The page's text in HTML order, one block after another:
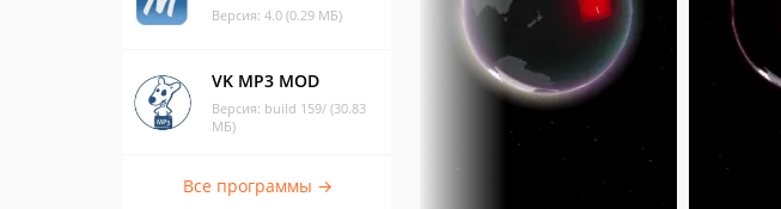
Версия: 4.0 (0.29 МБ)
VK MP3 MOD
Версия: build 159/ (30.83
МБ)
Все программы →